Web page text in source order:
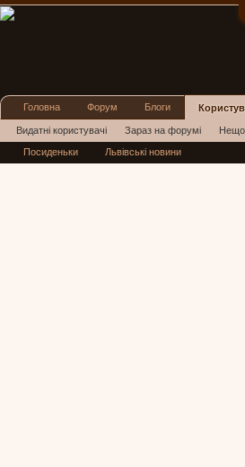
Головна Форум Блоги
Видатні користувачі Зараз на форумі
Нові повідомлення профілю
Посиденьки Львівські новини